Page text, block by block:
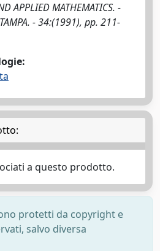
APPLIED MATHEMATICS. -
- 34:(1991), pp. 211-
a questo prodotto.
protetti da copyright e
salvo diversa